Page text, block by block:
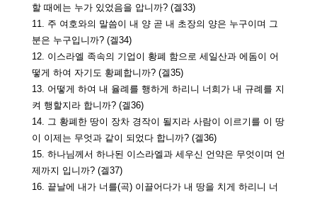
할 때에는 누가 있었음을 압니까? (겔33)
11. 주 여호와의 말씀이 내 양 곧 내 초장의 양은 누구이며 그
분은 누구입니까? (겔34)
12. 이스라엘 족속의 기업이 황폐 함으로 세일산과 에돔이 어
떻게 하여 자기도 황폐합니까? (겔35)
13. 어떻게 하여 내 율례를 행하게 하리니 너희가 내 규례를 지
켜 행할지라 합니까? (겔36)
14. 그 황폐한 땅이 장차 경작이 될지라 사람이 이르기를 이 땅
이 이제는 무엇과 같이 되었다 합니까? (겔36)
15. 하나님께서 하나된 이스라엘과 세우신 언약은 무엇이며 언
제까지 입니까? (겔37)
16. 끝날에 내가 너를(곡) 이끌어다가 내 땅을 치게 하리니 너